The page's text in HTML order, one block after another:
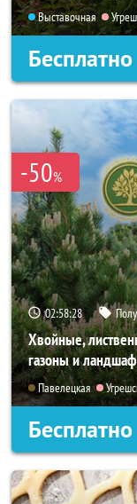
Выставочная
Бесплатно
-50%
02:58:27
Хвойные,
газоны и
Павелецкая
Бесплатно